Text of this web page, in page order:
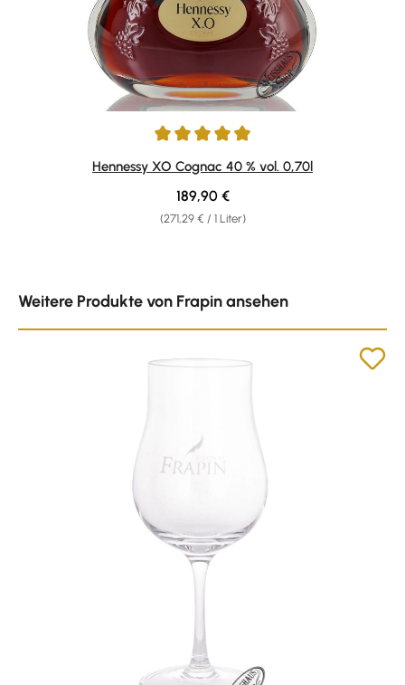
Durchschnittliche Bewertung von 4.98 von 5 Sternen
Hennessy XO Cognac 40 % vol. 0,70l
(271,29 € / 1 Liter)
Regulärer Preis:
189,90 €
Weitere Produkte von Frapin ansehen